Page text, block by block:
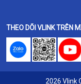
THEO DÕI VLINK TRÊN
2026 Vlink